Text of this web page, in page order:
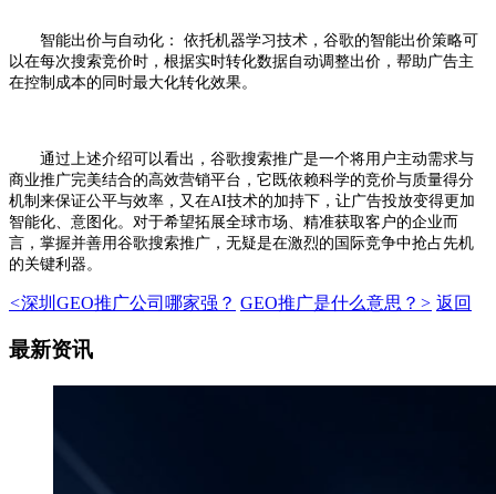
智能出价与自动化： 依托机器学习技术，谷歌的智能出价策略可
以在每次搜索竞价时，根据实时转化数据自动调整出价，帮助广告主
在控制成本的同时最大化转化效果。
通过上述介绍可以看出，谷歌搜索推广是一个将用户主动需求与
商业推广完美结合的高效营销平台，它既依赖科学的竞价与质量得分
机制来保证公平与效率，又在AI技术的加持下，让广告投放变得更加
智能化、意图化。对于希望拓展全球市场、精准获取客户的企业而
言，掌握并善用谷歌搜索推广，无疑是在激烈的国际竞争中抢占先机
的关键利器。
<深圳GEO推广公司哪家强？ GEO推广是什么意思？ > 返回
最新资讯